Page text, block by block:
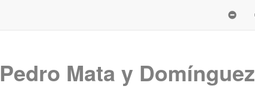
Pedro Mata y Domínguez